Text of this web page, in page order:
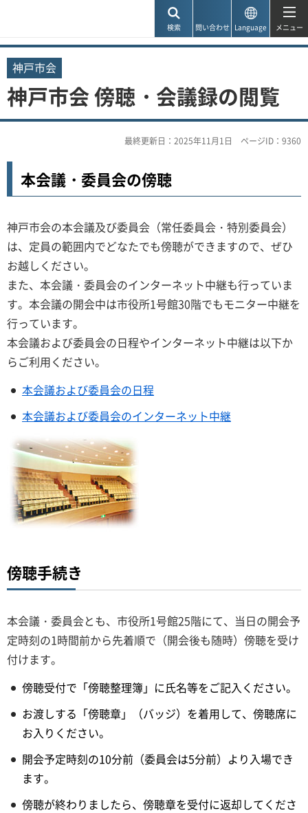
検索 問い合わせ Language メニュー
神戸市会
神戸市会 傍聴・会議録の閲覧
最終更新日：2025年11月1日 ページID：9360
本会議・委員会の傍聴
神戸市会の本会議及び委員会（常任委員会・特別委員会）
は、定員の範囲内でどなたでも傍聴ができますので、ぜひ
お越しください。
また、本会議・委員会のインターネット中継も行っていま
す。本会議の開会中は市役所1号館30階でもモニター中継を
行っています。
本会議および委員会の日程やインターネット中継は以下か
らご利用ください。
本会議および委員会の日程
本会議および委員会のインターネット中継
傍聴手続き
本会議・委員会とも、市役所1号館25階にて、当日の開会予
定時刻の1時間前から先着順で（開会後も随時）傍聴を受け
付けます。
傍聴受付で「傍聴整理簿」に氏名等をご記入ください。
お渡しする「傍聴章」（バッジ）を着用して、傍聴席に
お入りください。
開会予定時刻の10分前（委員会は5分前）より入場でき
ます。
傍聴が終わりましたら、傍聴章を受付に返却してくださ